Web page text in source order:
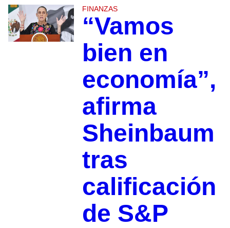
FINANZAS
“Vamos
bien en
economía”,
afirma
Sheinbaum
tras
calificación
de S&P